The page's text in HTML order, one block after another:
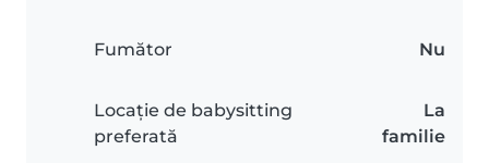
Fumător Nu
Locație de babysitting
preferată
La
familie